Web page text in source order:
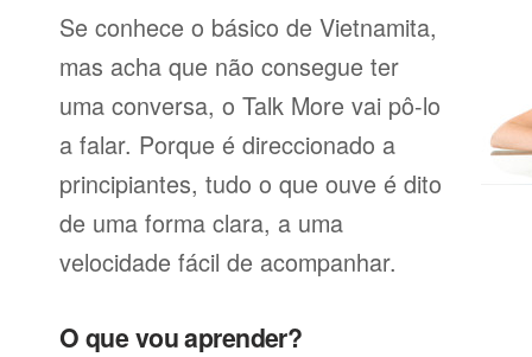
Se conhece o básico de Vietnamita,
mas acha que não consegue ter
uma conversa, o Talk More vai pô-lo
a falar. Porque é direccionado a
principiantes, tudo o que ouve é dito
de uma forma clara, a uma
velocidade fácil de acompanhar.
O que vou aprender?